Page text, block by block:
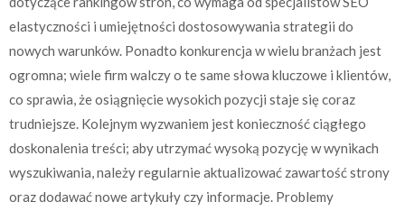
elastyczności i umiejętności dostosowywania strategii do
nowych warunków. Ponadto konkurencja w wielu branżach jest
ogromna; wiele firm walczy o te same słowa kluczowe i klientów,
co sprawia, że osiągnięcie wysokich pozycji staje się coraz
trudniejsze. Kolejnym wyzwaniem jest konieczność ciągłego
doskonalenia treści; aby utrzymać wysoką pozycję w wynikach
wyszukiwania, należy regularnie aktualizować zawartość strony
oraz dodawać nowe artykuły czy informacje. Problemy